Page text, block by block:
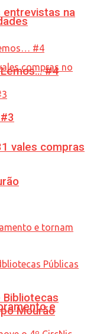
vales compras
e
entrevistas na
#4
Bibliotecas
Mourão